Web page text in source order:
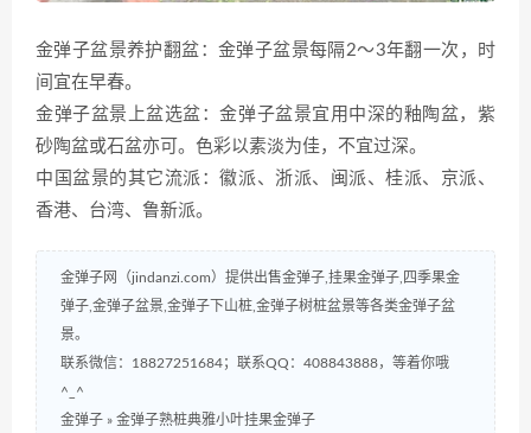
金弹子盆景养护翻盆：金弹子盆景每隔2～3年翻一次，时
间宜在早春。
金弹子盆景上盆选盆：金弹子盆景宜用中深的釉陶盆，紫
砂陶盆或石盆亦可。色彩以素淡为佳，不宜过深。
中国盆景的其它流派：徽派、浙派、闽派、桂派、京派、
香港、台湾、鲁新派。
金弹子网（jindanzi.com）提供出售金弹子,挂果金弹子,四季果金
弹子,金弹子盆景,金弹子下山桩,金弹子树桩盆景等各类金弹子盆
景。
联系微信：18827251684；联系QQ：408843888，等着你哦
^_^
金弹子 » 金弹子熟桩典雅小叶挂果金弹子